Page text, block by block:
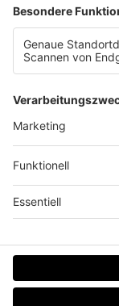
Datenschutz